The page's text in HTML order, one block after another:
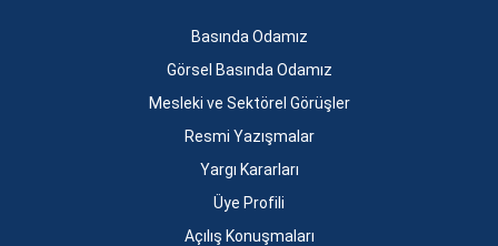
Basında Odamız
Görsel Basında Odamız
Mesleki ve Sektörel Görüşler
Resmi Yazışmalar
Yargı Kararları
Üye Profili
Açılış Konuşmaları